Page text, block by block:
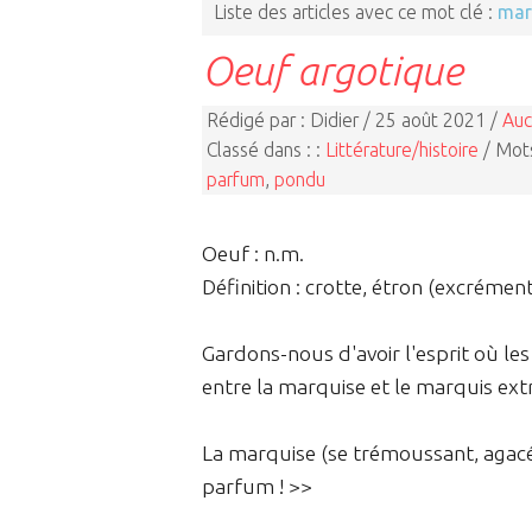
Liste des articles avec ce mot clé :
Oeuf argotique
Rédigé par : Didier / 25 août 2021 /
Classé dans : : Littérature/histoire /
parfum pondu
Oeuf : n.m.
Définition : crotte, étron
Gardons-nous d'avoir l'esprit où
entre la marquise et le marquis
La marquise (se trémoussant,
parfum ! >>